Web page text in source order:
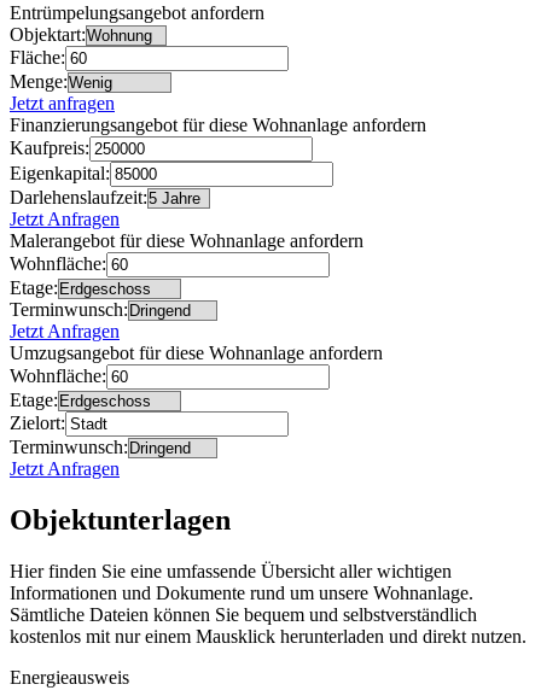
Entrümpelungsangebot anfordern
Objektart:
Fläche:
Menge:
Jetzt anfragen
Finanzierungsangebot für diese Wohnanlage anfordern
Kaufpreis:
Eigenkapital:
Darlehenslaufzeit:
Jetzt Anfragen
Malerangebot für diese Wohnanlage anfordern
Wohnfläche:
Etage:
Terminwunsch:
Jetzt Anfragen
Umzugsangebot für diese Wohnanlage anfordern
Wohnfläche:
Etage:
Zielort:
Terminwunsch:
Jetzt Anfragen
Objektunterlagen
Hier finden Sie eine umfassende Übersicht aller wichtigen
Informationen und Dokumente rund um unsere Wohnanlage.
Sämtliche Dateien können Sie bequem und selbstverständlich
kostenlos mit nur einem Mausklick herunterladen und direkt nutzen.
Energieausweis